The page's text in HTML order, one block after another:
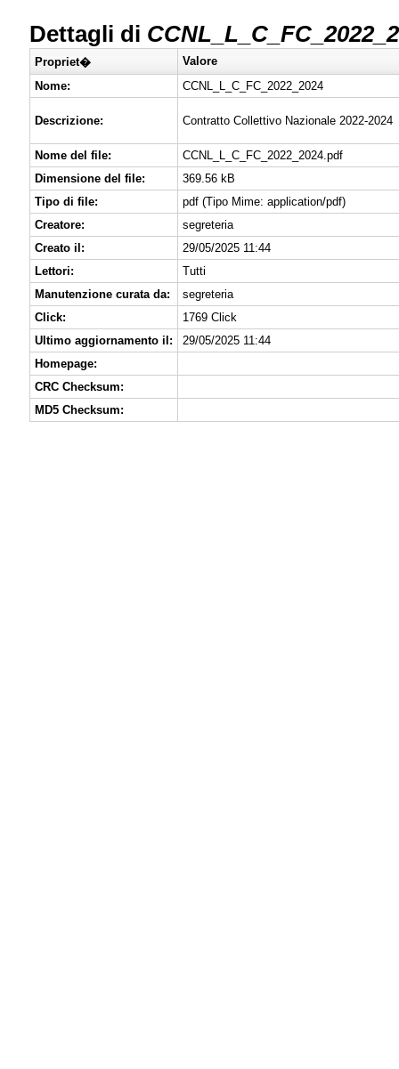
Dettagli di
Propriet�
Valore
Nome:
CCNL_L_C_FC_2022_2024
Descrizione: Contratto Collettivo Nazionale 2022-2024
Nome del file:
CCNL_L_C_FC_2022_2024.pdf
Dimensione del file:
369.56 kB
Tipo di file:
pdf (Tipo Mime: application/pdf)
Creatore:
segreteria
Creato il:
29/05/2025 11:44
Lettori:
Tutti
Manutenzione curata da:
segreteria
Click:
1769 Click
Ultimo aggiornamento il:
29/05/2025 11:44
Homepage:
CRC Checksum:
MD5 Checksum: